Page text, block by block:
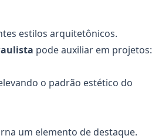
estilos arquitetônicos.
pode auxiliar em projetos:
o padrão estético do
um elemento de destaque.